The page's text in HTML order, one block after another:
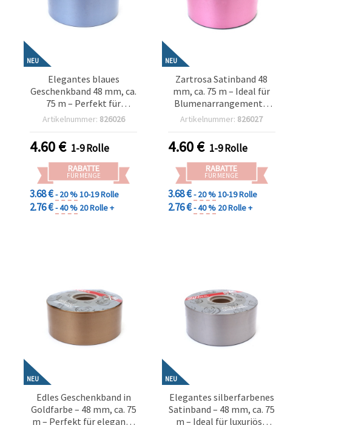
NEU
Elegantes blaues
Geschenkband 48 mm, ca.
75 m – Perfekt für
Blumenarrangements,
stilvolle Deko-
Bastelideen
Artikelnummer: 826026
4.60€ 1-9 Rolle
RABATTE
FÜR MENGE
3.68 €- 20 %10-19 Rolle
2.76 €- 40 % 20 Rolle +
NEU
Zartrosa Satinband 48
mm, ca. 75 m – Ideal für
Blumenarrangements,
Geschenkverpackung &
Bastelbedarf
Artikelnummer: 826027
4.60€ 1-9 Rolle
RABATTE
FÜR MENGE
3.68 €- 20 %10-19 Rolle
2.76 €- 40 % 20 Rolle +
NEU
Edles Geschenkband in
Goldfarbe – 48 mm, ca. 75
m – Perfekt für elegante
NEU
Elegantes silberfarbenes
Satinband – 48 mm, ca. 75
m – Ideal für luxuriöse